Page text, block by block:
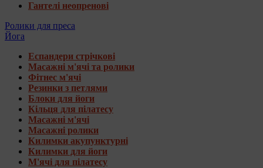
Гантелі неопренові
Ролики для преса
Йога
Еспандери стрічкові
Масажні м'ячі та ролики
Фітнес м'ячі
Резинки з петлями
Блоки для йоги
Кільця для пілатесу
Масажні м'ячі
Масажні ролики
Килимки акупунктурні
Килимки для йоги
М'ячі для пілатесу